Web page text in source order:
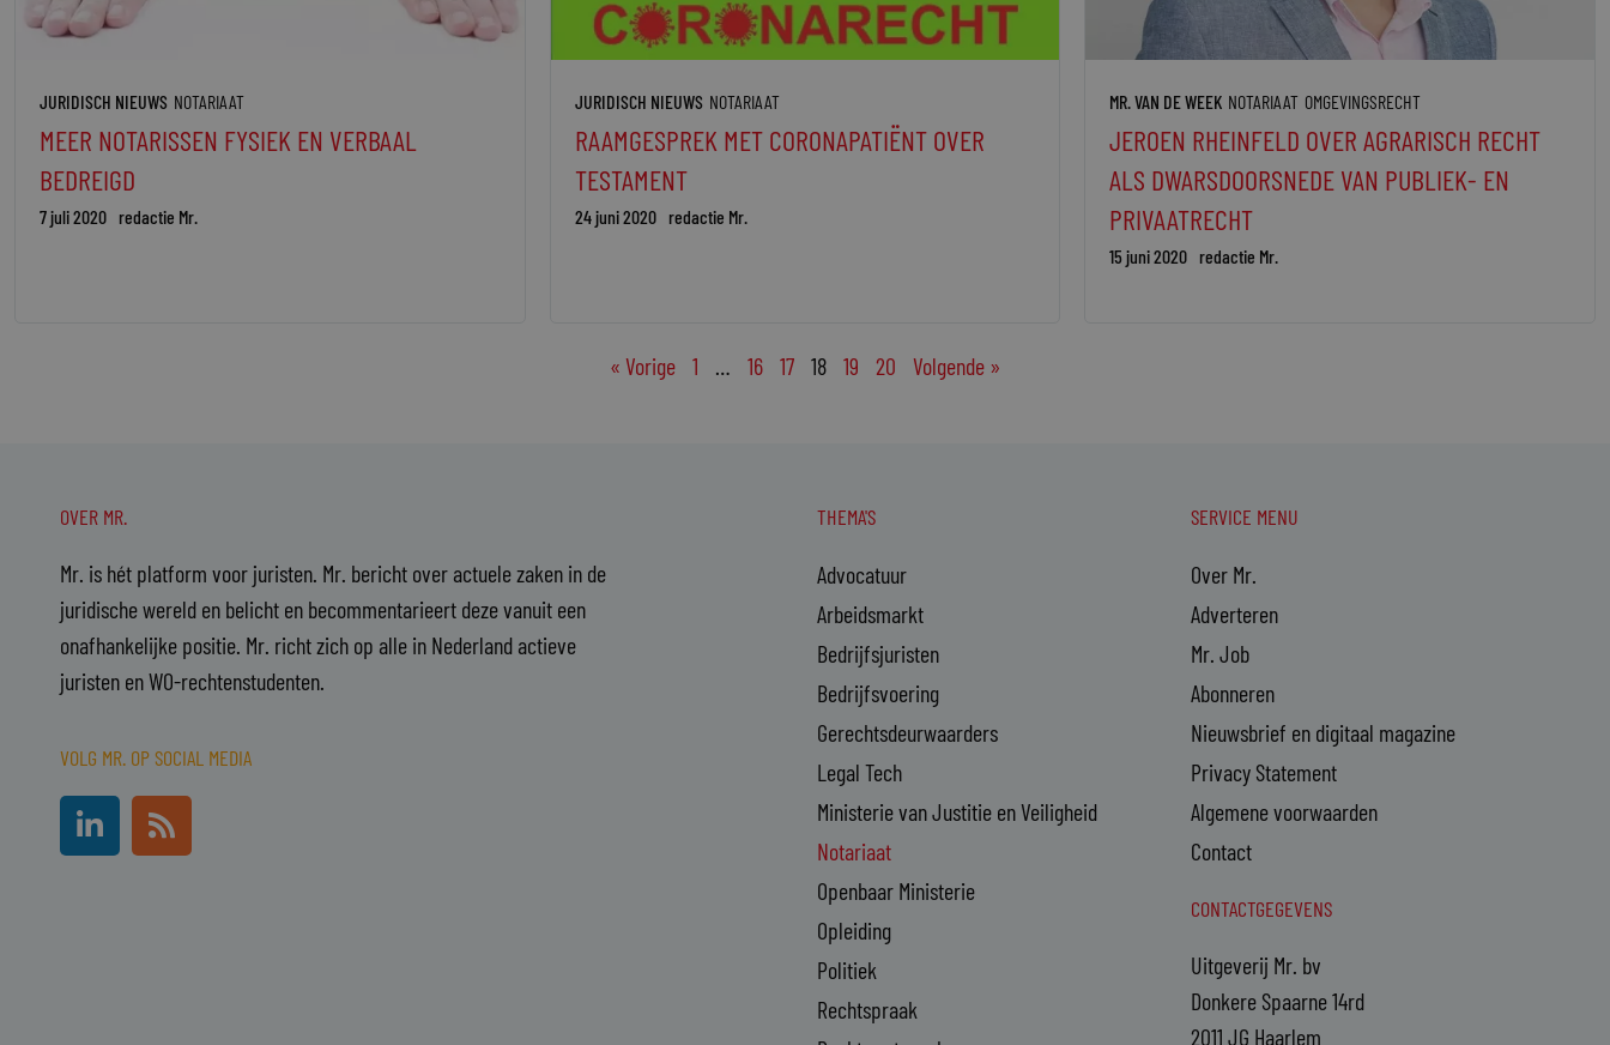
JURIDISCH NIEUWS NOTARIAAT
MEER NOTARISSEN FYSIEK EN VERBAAL
BEDREIGD
7 juli 2020 redactie Mr.
JURIDISCH NIEUWS NOTARIAAT
RAAMGESPREK MET CORONAPATIËNT OVER
TESTAMENT
24 juni 2020 redactie Mr.
MR. VAN DE WEEK NOTARIAAT OMGEVINGSRECHT
JEROEN RHEINFELD OVER AGRARISCH RECHT
ALS DWARSDOORSNEDE VAN PUBLIEK- EN
PRIVAATRECHT
15 juni 2020 redactie Mr.
« Vorige 1 … 16 17 18 19 20 Volgende »
OVER MR.
Mr. is hét platform voor juristen. Mr. bericht over actuele zaken in de
juridische wereld en belicht en becommentarieert deze vanuit een
onafhankelijke positie. Mr. richt zich op alle in Nederland actieve
juristen en WO-rechtenstudenten.
VOLG MR. OP SOCIAL MEDIA
L
i
n
R
s
s
THEMA'S
Advocatuur
Arbeidsmarkt
Bedrijfsjuristen
Bedrijfsvoering
Gerechtsdeurwaarders
Legal Tech
Ministerie van Justitie en Veiligheid
Notariaat
Openbaar Ministerie
Opleiding
Politiek
Rechtspraak
SERVICE MENU
Over Mr.
Adverteren
Mr. Job
Abonneren
Nieuwsbrief en digitaal magazine
Privacy Statement
Algemene voorwaarden
Contact
CONTACTGEGEVENS
Uitgeverij Mr. bv
Donkere Spaarne 14rd
2011 JG Haarlem